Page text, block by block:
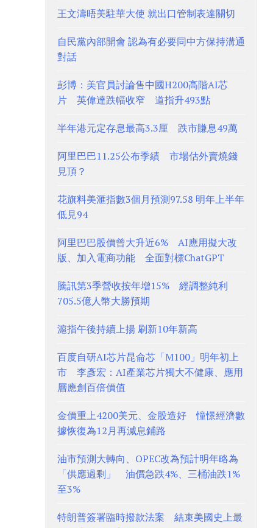
王文濤晤美駐華大使 就出口管制表達關切
自民黨內部開會 認為有必要同中方保持溝通
對話
彭博：美官員討論售中國H200高階AI芯
片 英偉達跌幅收窄 道指升493點
半年港元定存息最高3.3厘 跌市賺息49萬
阿里巴巴11.25公布季績 市場估外賣燒錢
見頂？
花旗料美滙指數3個月預測97.58 明年上半年
低見94
阿里巴巴股價曾大升近6% AI應用擬大改
版、加入電商功能 全面對標ChatGPT
騰訊第3季營收按年增15% 經調整純利
705.5億人幣大勝預期
滬指午後持續上揚 刷新10年新高
百度自研AI芯片昆侖芯「M100」明年初上
市 李彥宏：AI產業芯片獨大不健康、應用
層應創百倍價值
金價重上4200美元、金股造好 憧憬經濟數
據恢復為12月再減息鋪路
油市預測大轉向、OPEC改為預計明年略為
「供應過剩」 油價急跌4%、三桶油跌1%
至3%
特朗普簽署臨時撥款法案 結束美國史上最